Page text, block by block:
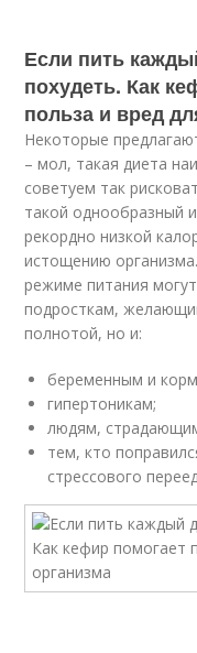
Если пить
похудеть. Как
польза и вред
Некоторые
– мол, такая диета
советуем так
такой однообразный
рекордно низкой
истощению
режиме питания
подросткам,
полнотой, но и:
беременным и
гипертоникам;
людям,
тем, кто
стрессового